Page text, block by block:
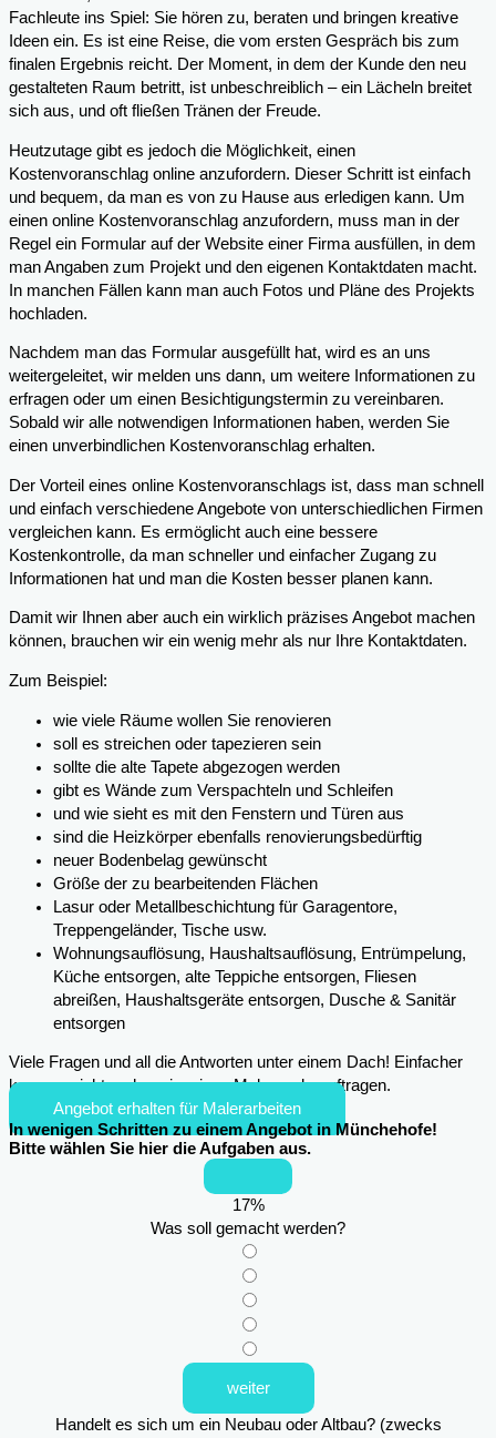
Fachleute ins Spiel: Sie hören zu, beraten und bringen kreative
Ideen ein. Es ist eine Reise, die vom ersten Gespräch bis zum
finalen Ergebnis reicht. Der Moment, in dem der Kunde den neu
gestalteten Raum betritt, ist unbeschreiblich – ein Lächeln breitet
sich aus, und oft fließen Tränen der Freude.
Heutzutage gibt es jedoch die Möglichkeit, einen
Kostenvoranschlag online anzufordern. Dieser Schritt ist einfach
und bequem, da man es von zu Hause aus erledigen kann. Um
einen online Kostenvoranschlag anzufordern, muss man in der
Regel ein Formular auf der Website einer Firma ausfüllen, in dem
man Angaben zum Projekt und den eigenen Kontaktdaten macht.
In manchen Fällen kann man auch Fotos und Pläne des Projekts
hochladen.
Nachdem man das Formular ausgefüllt hat, wird es an uns
weitergeleitet, wir melden uns dann, um weitere Informationen zu
erfragen oder um einen Besichtigungstermin zu vereinbaren.
Sobald wir alle notwendigen Informationen haben, werden Sie
einen unverbindlichen Kostenvoranschlag erhalten.
Der Vorteil eines online Kostenvoranschlags ist, dass man schnell
und einfach verschiedene Angebote von unterschiedlichen Firmen
vergleichen kann. Es ermöglicht auch eine bessere
Kostenkontrolle, da man schneller und einfacher Zugang zu
Informationen hat und man die Kosten besser planen kann.
Damit wir Ihnen aber auch ein wirklich präzises Angebot machen
können, brauchen wir ein wenig mehr als nur Ihre Kontaktdaten.
Zum Beispiel:
wie viele Räume wollen Sie renovieren
soll es streichen oder tapezieren sein
sollte die alte Tapete abgezogen werden
gibt es Wände zum Verspachteln und Schleifen
und wie sieht es mit den Fenstern und Türen aus
sind die Heizkörper ebenfalls renovierungsbedürftig
neuer Bodenbelag gewünscht
Größe der zu bearbeitenden Flächen
Lasur oder Metallbeschichtung für Garagentore,
Treppengeländer, Tische usw.
Wohnungsauflösung, Haushaltsauflösung, Entrümpelung,
Küche entsorgen, alte Teppiche entsorgen, Fliesen
abreißen, Haushaltsgeräte entsorgen, Dusche & Sanitär
entsorgen
Viele Fragen und all die Antworten unter einem Dach! Einfacher
kann es nicht mehr sein, einen Maler zu beauftragen.
Angebot erhalten für Malerarbeiten
In wenigen Schritten zu einem Angebot in Münchehofe!
Bitte wählen Sie hier die Aufgaben aus.
17%
Was soll gemacht werden?
weiter
Handelt es sich um ein Neubau oder Altbau? (zwecks